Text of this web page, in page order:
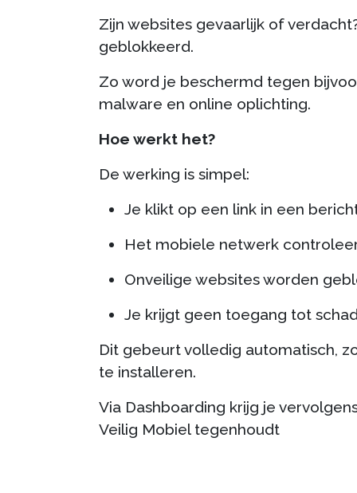
Zijn websites gevaarlijk of
geblokkeerd.
Zo word je beschermd tegen
malware en online oplichting.
Hoe werkt het?
De werking is simpel:
Je klikt op een link in een
Het mobiele netwerk
Onveilige websites worden
Je krijgt geen toegang tot
Dit gebeurt volledig automatisch,
te installeren.
Via Dashboarding krijg je
Veilig Mobiel tegenhoudt